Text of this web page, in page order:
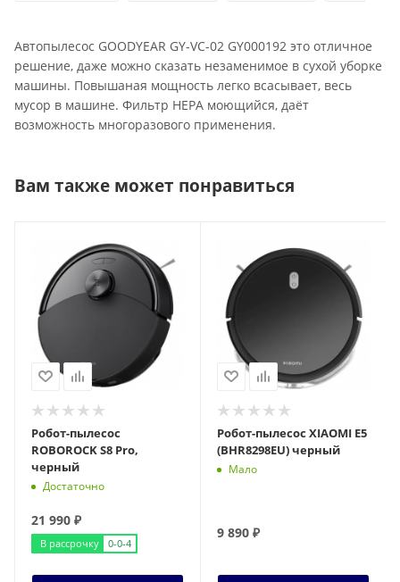
Автопылесос GOODYEAR GY-VC-02 GY000192 это отличное
решение, даже можно сказать незаменимое в сухой уборке
машины. Повышаная мощность легко всасывает, весь
мусор в машине. Фильтр HEPA моющийся, даёт
возможность многоразового применения.
Вам также может понравиться
Робот-пылесос
ROBOROCK S8 Pro,
черный
Достаточно
21 990 ₽
В рассрочку 0-0-4
Робот-пылесос XIAOMI E5
(BHR8298EU) черный
Мало
9 890 ₽